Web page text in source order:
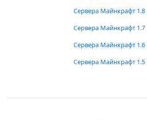
Сервера Майнкрафт 1.8
Сервера Майнкрафт 1.7
Сервера Майнкрафт 1.6
Сервера Майнкрафт 1.5